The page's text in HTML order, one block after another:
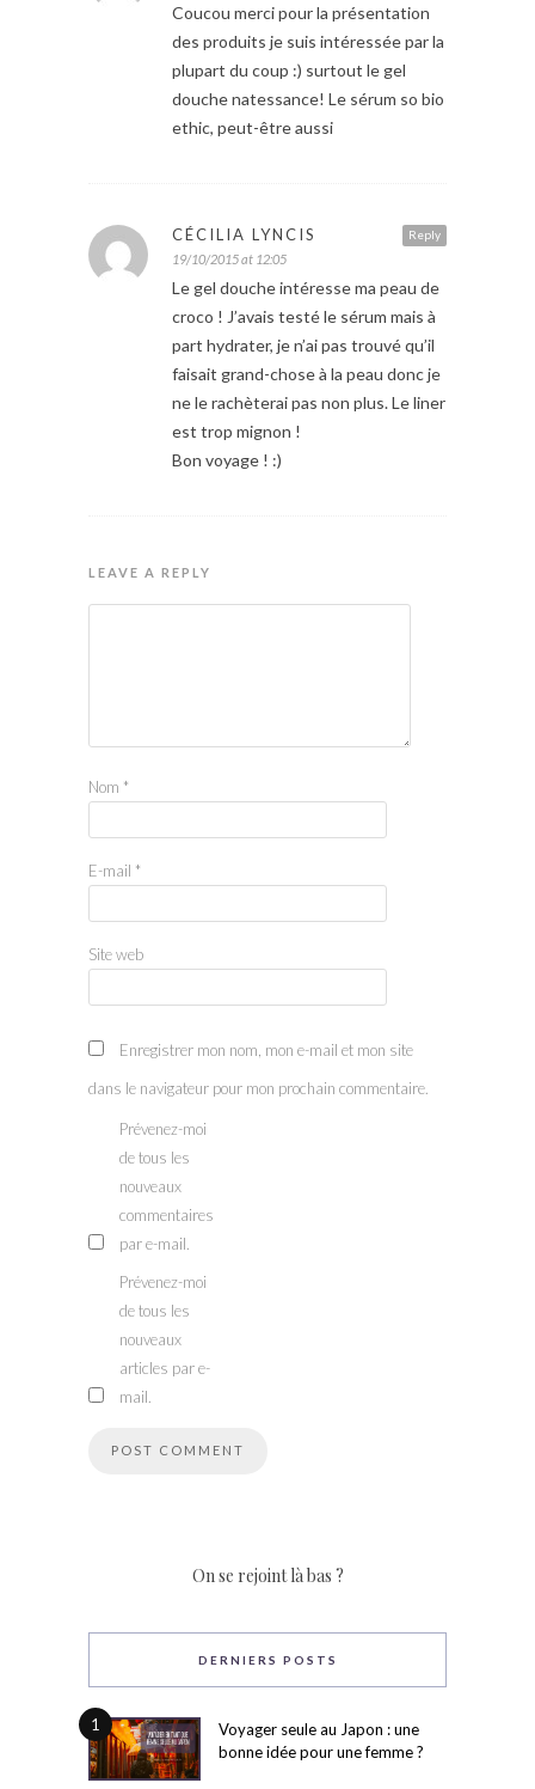
Coucou merci pour la présentation
des produits je suis intéressée par la
plupart du coup :) surtout le gel
douche natessance! Le sérum so bio
ethic, peut-être aussi
Reply
CÉCILIA LYNCIS
19/10/2015 at 12:05
Le gel douche intéresse ma peau de
croco ! J’avais testé le sérum mais à
part hydrater, je n’ai pas trouvé qu’il
faisait grand-chose à la peau donc je
ne le rachèterai pas non plus. Le liner
est trop mignon !
Bon voyage ! :)
LEAVE A REPLY
Nom *
E-mail *
Site web
Enregistrer mon nom, mon e-mail et mon site
dans le navigateur pour mon prochain commentaire.
Prévenez-moi
de tous les
nouveaux
commentaires
par e-mail.
Prévenez-moi
de tous les
nouveaux
articles par e-
mail.
On se rejoint là bas ?
DERNIERS POSTS
1
Voyager seule au Japon : une
bonne idée pour une femme ?